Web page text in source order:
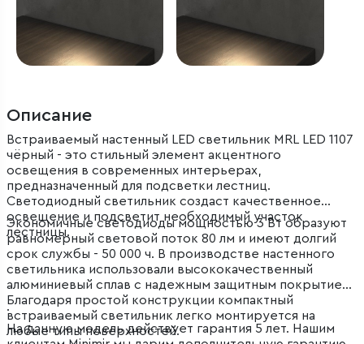
Описание
Встраиваемый настенный LED светильник MRL LED 1107
чёрный - это стильный элемент акцентного
освещения в современных интерьерах,
предназначенный для подсветки лестниц.
Светодиодный светильник создаст качественное
освещение и подсветит необходимый участок
лестницы.
Экономичные светодиоды мощностью 3 Вт образуют
равномерный световой поток 80 лм и имеют долгий
срок службы - 50 000 ч. В производстве настенного
светильника использовали высококачественный
алюминиевый сплав с надежным защитным покрытием.
Благодаря простой конструкции компактный
встраиваемый светильник легко монтируется на
любые типы поверхностей.
.
На данную модель действует гарантия 5 лет. Нашим